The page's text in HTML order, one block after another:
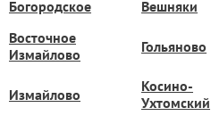
Богородское Вешняки
Восточное
Измайлово
Гольяново
Измайлово
Косино-
Ухтомский